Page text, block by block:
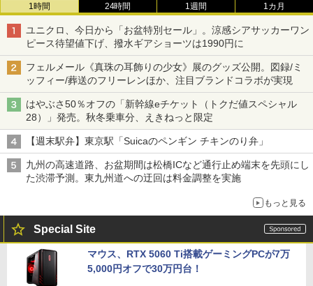
1時間 24時間 1週間 1カ月
ユニクロ、今日から「お盆特別セール」。涼感シアサッカーワン
ピース待望値下げ、撥水ギアショーツは1990円に
フェルメール《真珠の耳飾りの少女》展のグッズ公開。図録/ミ
ッフィー/葬送のフリーレンほか、注目ブランドコラボが実現
はやぶさ50％オフの「新幹線eチケット（トクだ値スペシャル
28）」発売。秋冬乗車分、えきねっと限定
【週末駅弁】東京駅「Suicaのペンギン チキンのり弁」
九州の高速道路、お盆期間は松橋ICなど通行止め端末を先頭にし
た渋滞予測。東九州道への迂回は料金調整を実施
もっと見る
Special Site
マウス、RTX 5060 Ti搭載ゲーミングPCが7万
5,000円オフで30万円台！